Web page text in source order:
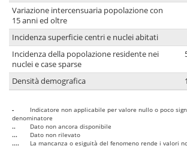
Variazione intercensuaria popolazione con
15 anni ed oltre
Incidenza superficie centri e nuclei abitati
Incidenza della popolazione residente nei
nuclei e case sparse
Densità demografica
-
Indicatore non applicabile per valore nullo o poco
denominatore
..
Dato non ancora disponibile
...
Dato non rilevato
....
La mancanza o esiguità del fenomeno rende i valori